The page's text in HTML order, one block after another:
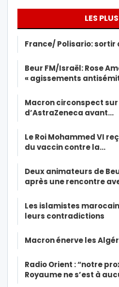
LES
France/ Polisario: sortir
Beur FM/Israël: Rose
« agissements
Macron circonspect
d’AstraZeneca avant…
Le Roi Mohammed VI
du vaccin contre la…
Deux animateurs de
après une rencontre
Les islamistes
leurs contradictions
Macron énerve les
Radio Orient : “notre
Royaume ne s’est à